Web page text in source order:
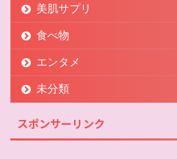
美肌サプリ
食べ物
エンタメ
未分類
スポンサーリンク